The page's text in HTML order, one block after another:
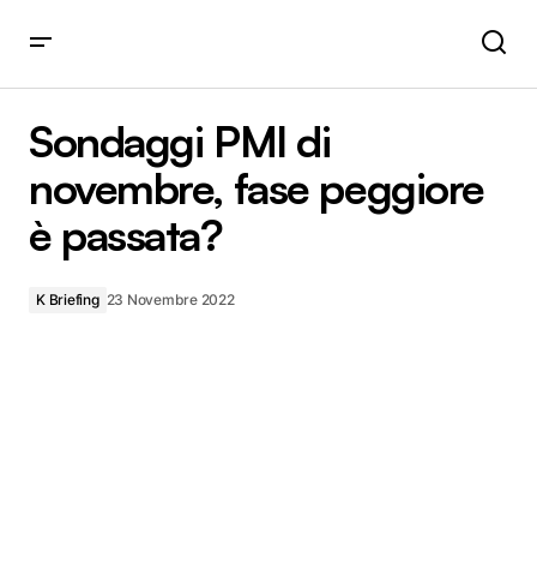
Sondaggi PMI di
novembre, fase peggiore
è passata?
K Briefing 23 Novembre 2022